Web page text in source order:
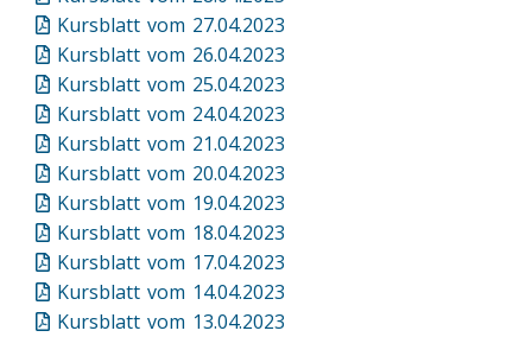
Kursblatt vom 27.04.2023
Kursblatt vom 26.04.2023
Kursblatt vom 25.04.2023
Kursblatt vom 24.04.2023
Kursblatt vom 21.04.2023
Kursblatt vom 20.04.2023
Kursblatt vom 19.04.2023
Kursblatt vom 18.04.2023
Kursblatt vom 17.04.2023
Kursblatt vom 14.04.2023
Kursblatt vom 13.04.2023